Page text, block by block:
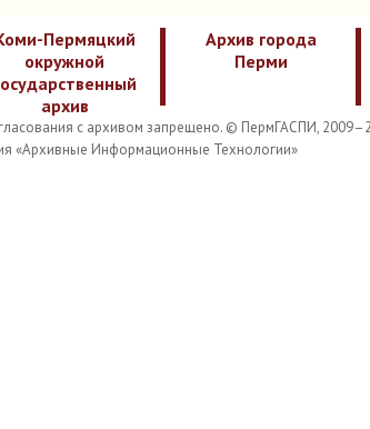
Пермяцкий
окружной
архив
Архив города
Перми
с архивом запрещено. © ПермГАСПИ,
«Архивные Информационные Технологии»